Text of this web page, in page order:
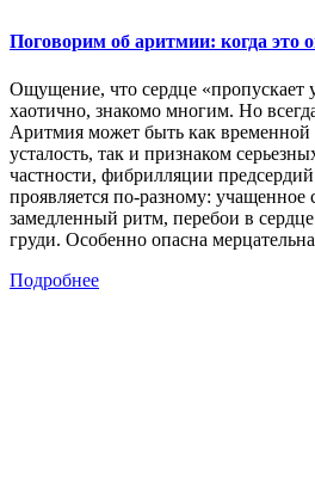
Поговорим об аритмии: когда это
Ощущение, что сердце «пропускает
хаотично, знакомо многим. Но
Аритмия может быть как временной
усталость, так и признаком
частности, фибрилляции
проявляется по-разному: учащенное
замедленный ритм, перебои в
груди. Особенно опасна
Подробнее